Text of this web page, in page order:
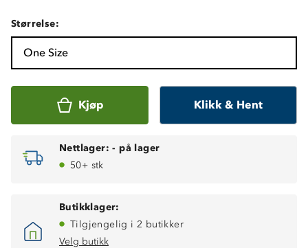
Størrelse:
One Size
Kjøp Klikk & Hent
Nettlager: - på lager
50+ stk
Butikklager:
Tilgjengelig i 2 butikker
Velg butikk